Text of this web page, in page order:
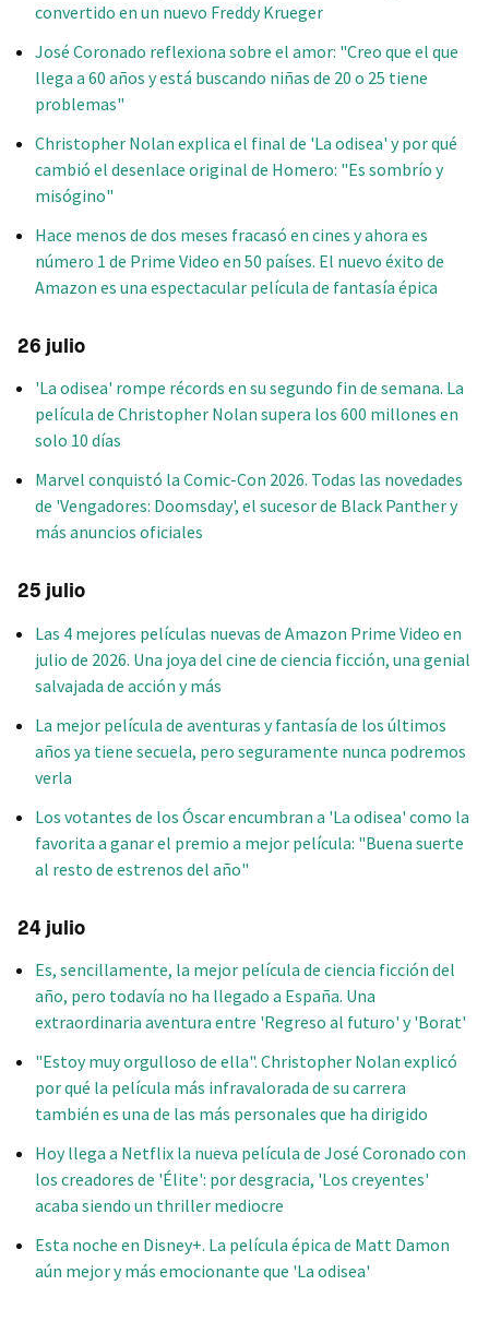
convertido en un nuevo Freddy Krueger
José Coronado reflexiona sobre el amor: "Creo que el que
llega a 60 años y está buscando niñas de 20 o 25 tiene
problemas"
Christopher Nolan explica el final de 'La odisea' y por qué
cambió el desenlace original de Homero: "Es sombrío y
misógino"
Hace menos de dos meses fracasó en cines y ahora es
número 1 de Prime Video en 50 países. El nuevo éxito de
Amazon es una espectacular película de fantasía épica
26 julio
'La odisea' rompe récords en su segundo fin de semana. La
película de Christopher Nolan supera los 600 millones en
solo 10 días
Marvel conquistó la Comic-Con 2026. Todas las novedades
de 'Vengadores: Doomsday', el sucesor de Black Panther y
más anuncios oficiales
25 julio
Las 4 mejores películas nuevas de Amazon Prime Video en
julio de 2026. Una joya del cine de ciencia ficción, una genial
salvajada de acción y más
La mejor película de aventuras y fantasía de los últimos
años ya tiene secuela, pero seguramente nunca podremos
verla
Los votantes de los Óscar encumbran a 'La odisea' como la
favorita a ganar el premio a mejor película: "Buena suerte
al resto de estrenos del año"
24 julio
Es, sencillamente, la mejor película de ciencia ficción del
año, pero todavía no ha llegado a España. Una
extraordinaria aventura entre 'Regreso al futuro' y 'Borat'
"Estoy muy orgulloso de ella". Christopher Nolan explicó
por qué la película más infravalorada de su carrera
también es una de las más personales que ha dirigido
Hoy llega a Netflix la nueva película de José Coronado con
los creadores de 'Élite': por desgracia, 'Los creyentes'
acaba siendo un thriller mediocre
Esta noche en Disney+. La película épica de Matt Damon
aún mejor y más emocionante que 'La odisea'